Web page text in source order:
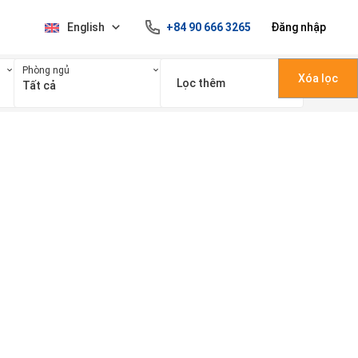
English +84 90 666 3265 Đăng nhập
Phòng ngủ
Tất cả Lọc thêm Xóa lọc